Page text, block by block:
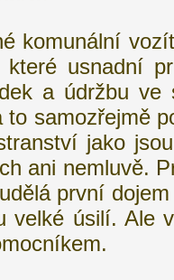
komunální
které usnadní
a údržbu ve
samozřejmě
jako
ani nemluvě.
první
velké úsilí. Ale